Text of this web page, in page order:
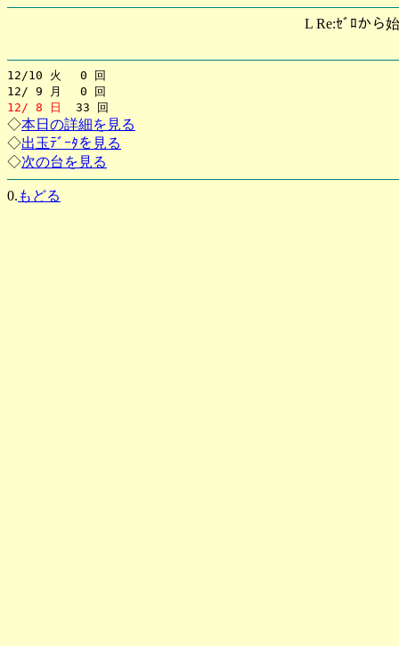
L Re:ｾﾞﾛから
12/10 火 0 回
12/ 9 月 0 回
12/ 8 日
33 回
◇本日の詳細を見る
◇出玉ﾃﾞｰﾀを見る
◇次の台を見る
0. もどる